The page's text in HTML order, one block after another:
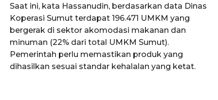
Saat ini, kata Hassanudin, berdasarkan data Dinas
Koperasi Sumut terdapat 196.471 UMKM yang
bergerak di sektor akomodasi makanan dan
minuman (22% dari total UMKM Sumut).
Pemerintah perlu memastikan produk yang
dihasilkan sesuai standar kehalalan yang ketat.